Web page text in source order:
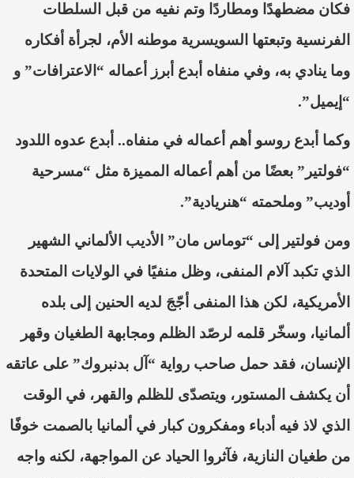
فكان مضطهدًا ومطاردًا وتم نفيه من قبل السلطات
الفرنسية وتبعتها السويسرية موطنه الأم، لجرأة أفكاره
وما ينادي به، وفي منفاه أبدع أبرز أعماله “الاعترافات” و
“إيميل”.
وكما أبدع روسو أهم أعماله في منفاه.. أبدع عدوه اللدود
“فولتير” بعضًا من أهم أعماله المميزة مثل “مسرحية
أوديب” وملحمته “هنريادية”.
ومن فولتير إلى “توماس مان” الأديب الألماني الشهير
الذي تكبد آلام المنفى، وظل منفيًا في الولايات المتحدة
الأمريكية، لكن هذا المنفى أ جّجَ لديه الحنين إلى بلده
ألمانيا، وسخّر قلمه لرصّد الظلم ومجابهة الطغيان وقهر
الإنسان، فقد حمل صاحب رواية “آل بدنبروك” على عاتقه
أن يكشف المستور، ويتصدّى للظلم والقهر، في الوقت
الذي لاذ فيه أدباء ومفكرون كبار في ألمانيا بالصمت خوفًا
من طغيان النازية، فآثروا الحياد عن المواجهة، لكنه واجه